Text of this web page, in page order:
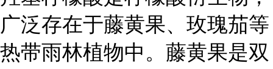
广泛存在于藤黄果、玫瑰茄等
热带雨林植物中。藤黄果是双